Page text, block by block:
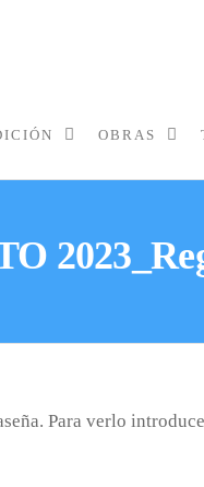
OBRAS
Para verlo